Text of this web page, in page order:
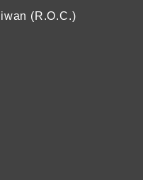
(R.O.C.)